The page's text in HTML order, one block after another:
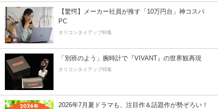
【驚愕】メーカー社員が推す「10万円台」神コスパ
PC
オリコンタイアップ特集
「別班のよう」腕時計で『VIVANT』の世界観再現
オリコンタイアップ特集
2026年7月夏ドラマも、注目作＆話題作が勢ぞろい！